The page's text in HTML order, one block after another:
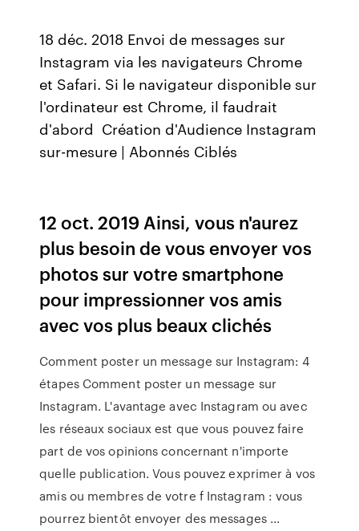
18 déc. 2018 Envoi de messages sur
Instagram via les navigateurs Chrome
et Safari. Si le navigateur disponible sur
l'ordinateur est Chrome, il faudrait
d'abord Création d'Audience Instagram
sur-mesure | Abonnés Ciblés
12 oct. 2019 Ainsi, vous n'aurez
plus besoin de vous envoyer vos
photos sur votre smartphone
pour impressionner vos amis
avec vos plus beaux clichés
Comment poster un message sur Instagram: 4
étapes Comment poster un message sur
Instagram. L'avantage avec Instagram ou avec
les réseaux sociaux est que vous pouvez faire
part de vos opinions concernant n'importe
quelle publication. Vous pouvez exprimer à vos
amis ou membres de votre f Instagram : vous
pourrez bientôt envoyer des messages ...